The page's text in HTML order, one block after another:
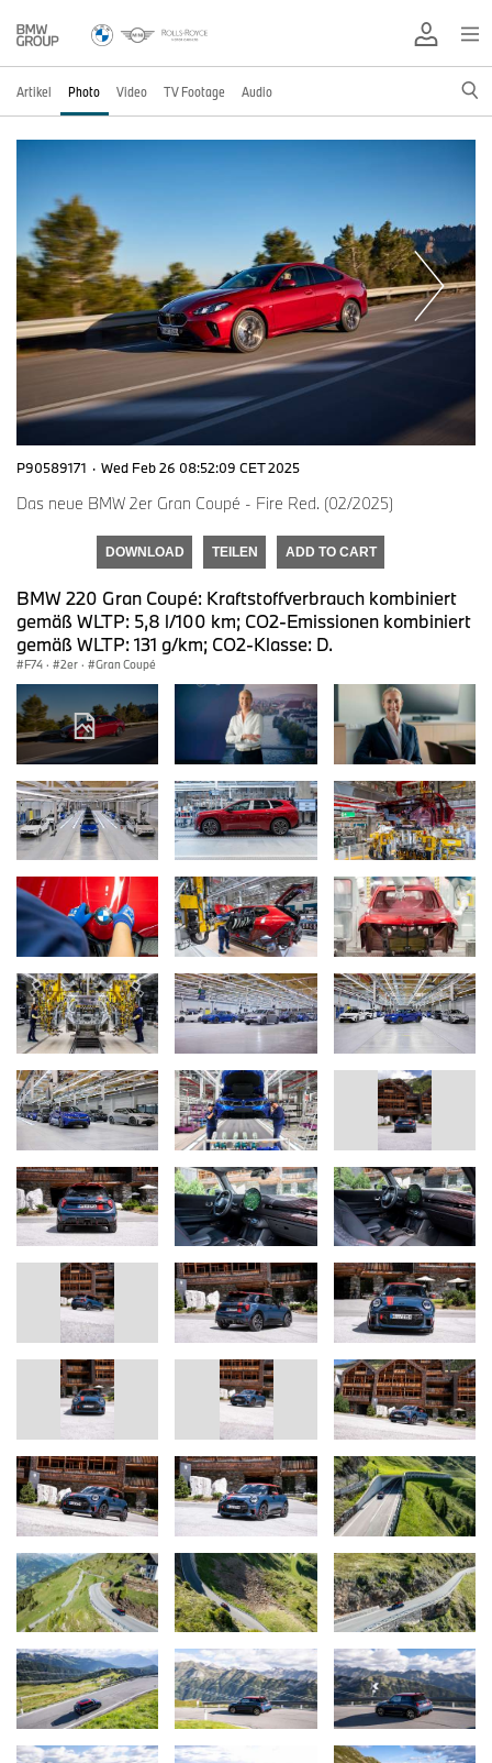
Artikel Photo Video TV Footage Audio
P90589171 · Wed Feb 26 08:52:09 CET 2025
Das neue BMW 2er Gran Coupé - Fire Red. (02/2025)
DOWNLOAD TEILEN ADD TO CART
BMW 220 Gran Coupé: Kraftstoffverbrauch kombiniert
gemäß WLTP: 5,8 l/100 km; CO2-Emissionen kombiniert
gemäß WLTP: 131 g/km; CO2-Klasse: D.
F74 · 2er · Gran Coupé